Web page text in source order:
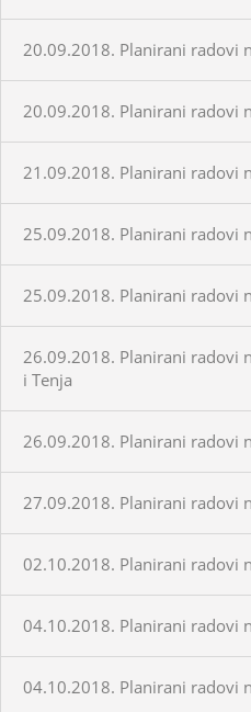
20.09.2018. Planirani radovi
20.09.2018. Planirani radovi
21.09.2018. Planirani radovi
25.09.2018. Planirani radovi
25.09.2018. Planirani radovi
26.09.2018. Planirani radovi
i Tenja
26.09.2018. Planirani radovi
27.09.2018. Planirani radovi
02.10.2018. Planirani radovi
04.10.2018. Planirani radovi
04.10.2018. Planirani radovi